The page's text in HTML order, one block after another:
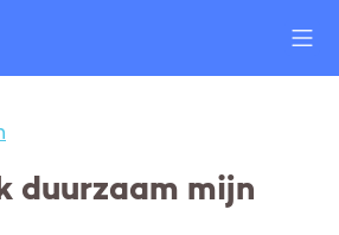
duurzaam mijn